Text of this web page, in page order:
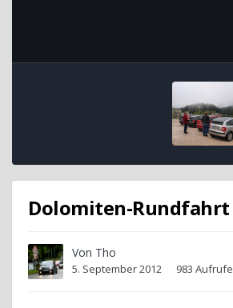
Dolomiten-Rundfahrt
Von Tho
5. September 2012 983 Aufrufe